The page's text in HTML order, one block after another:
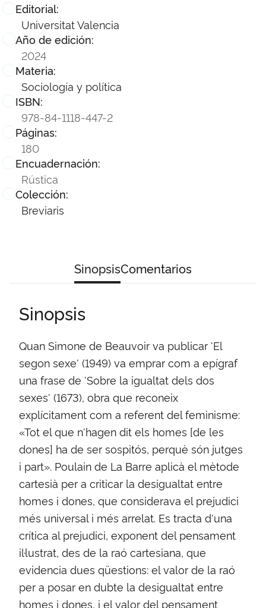
Editorial:
Universitat Valencia
Año de edición:
2024
Materia:
Sociología y política
ISBN:
978-84-1118-447-2
Páginas:
180
Encuadernación:
Rústica
Colección:
Breviaris
SinopsisComentarios
Sinopsis
Quan Simone de Beauvoir va publicar 'El
segon sexe' (1949) va emprar com a epígraf
una frase de 'Sobre la igualtat dels dos
sexes' (1673), obra que reconeix
explícitament com a referent del feminisme:
«Tot el que n'hagen dit els homes [de les
dones] ha de ser sospitós, perquè són jutges
i part». Poulain de La Barre aplicà el mètode
cartesià per a criticar la desigualtat entre
homes i dones, que considerava el prejudici
més universal i més arrelat. Es tracta d'una
crítica al prejudici, exponent del pensament
il·lustrat, des de la raó cartesiana, que
evidencia dues qüestions: el valor de la raó
per a posar en dubte la desigualtat entre
homes i dones, i el valor del pensament